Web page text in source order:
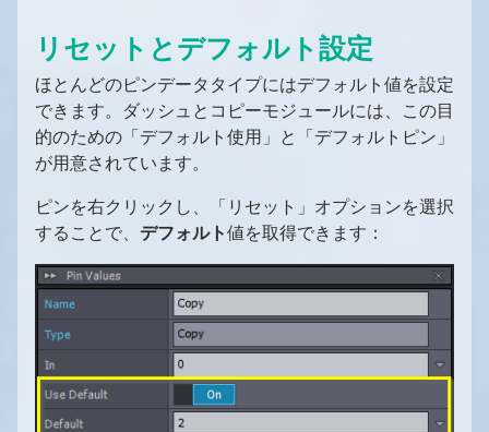
リセットとデフォルト設定
ほとんどのピンデータタイプにはデフォルト値を設定
できます。ダッシュとコピーモジュールには、この目
的のための「デフォルト使用」と「デフォルトピン」
が用意されています。
ピンを右クリックし、「リセット」オプションを選択
することで、 デフォルト値を取得できます：